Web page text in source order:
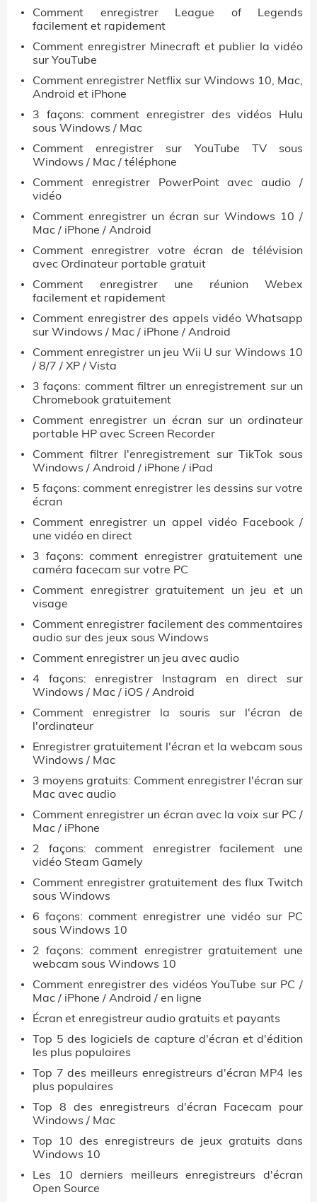
Comment enregistrer League of Legends
facilement et rapidement
Comment enregistrer Minecraft et publier la vidéo
sur YouTube
Comment enregistrer Netflix sur Windows 10, Mac,
Android et iPhone
3 façons: comment enregistrer des vidéos Hulu
sous Windows / Mac
Comment enregistrer sur YouTube TV sous
Windows / Mac / téléphone
Comment enregistrer PowerPoint avec audio /
vidéo
Comment enregistrer un écran sur Windows 10 /
Mac / iPhone / Android
Comment enregistrer votre écran de télévision
avec Ordinateur portable gratuit
Comment enregistrer une réunion Webex
facilement et rapidement
Comment enregistrer des appels vidéo Whatsapp
sur Windows / Mac / iPhone / Android
Comment enregistrer un jeu Wii U sur Windows 10
/ 8/7 / XP / Vista
3 façons: comment filtrer un enregistrement sur un
Chromebook gratuitement
Comment enregistrer un écran sur un ordinateur
portable HP avec Screen Recorder
Comment filtrer l'enregistrement sur TikTok sous
Windows / Android / iPhone / iPad
5 façons: comment enregistrer les dessins sur votre
écran
Comment enregistrer un appel vidéo Facebook /
une vidéo en direct
3 façons: comment enregistrer gratuitement une
caméra facecam sur votre PC
Comment enregistrer gratuitement un jeu et un
visage
Comment enregistrer facilement des commentaires
audio sur des jeux sous Windows
Comment enregistrer un jeu avec audio
4 façons: enregistrer Instagram en direct sur
Windows / Mac / iOS / Android
Comment enregistrer la souris sur l'écran de
l'ordinateur
Enregistrer gratuitement l'écran et la webcam sous
Windows / Mac
3 moyens gratuits: Comment enregistrer l'écran sur
Mac avec audio
Comment enregistrer un écran avec la voix sur PC /
Mac / iPhone
2 façons: comment enregistrer facilement une
vidéo Steam Gamely
Comment enregistrer gratuitement des flux Twitch
sous Windows
6 façons: comment enregistrer une vidéo sur PC
sous Windows 10
2 façons: comment enregistrer gratuitement une
webcam sous Windows 10
Comment enregistrer des vidéos YouTube sur PC /
Mac / iPhone / Android / en ligne
Écran et enregistreur audio gratuits et payants
Top 5 des logiciels de capture d'écran et d'édition
les plus populaires
Top 7 des meilleurs enregistreurs d'écran MP4 les
plus populaires
Top 8 des enregistreurs d'écran Facecam pour
Windows / Mac
Top 10 des enregistreurs de jeux gratuits dans
Windows 10
Les 10 derniers meilleurs enregistreurs d'écran
Open Source